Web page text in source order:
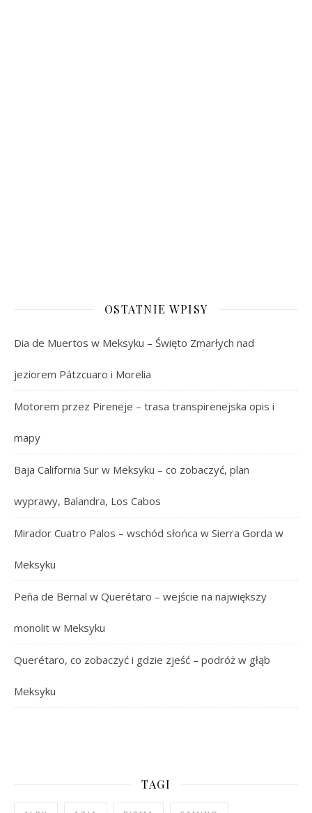
OSTATNIE WPISY
Dia de Muertos w Meksyku – Święto Zmarłych nad
jeziorem Pátzcuaro i Morelia
Motorem przez Pireneje – trasa transpirenejska opis i
mapy
Baja California Sur w Meksyku – co zobaczyć, plan
wyprawy, Balandra, Los Cabos
Mirador Cuatro Palos – wschód słońca w Sierra Gorda w
Meksyku
Peña de Bernal w Querétaro – wejście na największy
monolit w Meksyku
Querétaro, co zobaczyć i gdzie zjeść – podróż w głąb
Meksyku
TAGI